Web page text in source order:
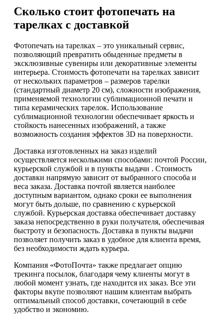
Сколько стоит фотопечать на
тарелках с доставкой
Фотопечать на тарелках – это уникальный сервис,
позволяющий превратить обыденные предметы в
эксклюзивные сувениры или декоративные элементы
интерьера. Стоимость фотопечати на тарелках зависит
от нескольких параметров – размеров тарелки
(стандартный диаметр 20 см), сложности изображения,
применяемой технологии сублимационной печати и
типа керамических тарелок. Использование
сублимационной технологии обеспечивает яркость и
стойкость нанесенных изображений, а также
возможность создания эффектов 3D на поверхности.
Доставка изготовленных на заказ изделий
осуществляется несколькими способами: почтой России,
курьерской службой и в пункты выдачи . Стоимость
доставки напрямую зависит от выбранного способа и
веса заказа. Доставка почтой является наиболее
доступным вариантом, однако сроки ее выполнения
могут быть дольше, по сравнению с курьерской
службой. Курьерская доставка обеспечивает доставку
заказа непосредственно в руки получателя, обеспечивая
быстроту и безопасность. Доставка в пункты выдачи
позволяет получить заказ в удобное для клиента время,
без необходимости ждать курьера.
Компания «ФотоПочта» также предлагает опцию
трекинга посылок, благодаря чему клиенты могут в
любой момент узнать, где находится их заказ. Все эти
факторы вкупе позволяют нашим клиентам выбрать
оптимальный способ доставки, сочетающий в себе
удобство и экономию.